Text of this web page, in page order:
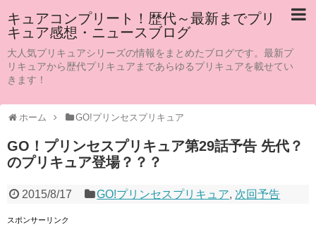
キュアコンプリート！歴代～最新までプリ
キュア感想・ニュースブログ
大人気プリキュアシリーズの情報をまとめたブログです。最新プ
リキュアから歴代プリキュアまであらゆるプリキュアを載せてい
きます！
ホーム GO!プリンセスプリキュア
GO！プリンセスプリキュア第29話予告 先代？
のプリキュア登場？？？
2015/8/17 GO!プリンセスプリキュア, 次回予告
スポンサーリンク